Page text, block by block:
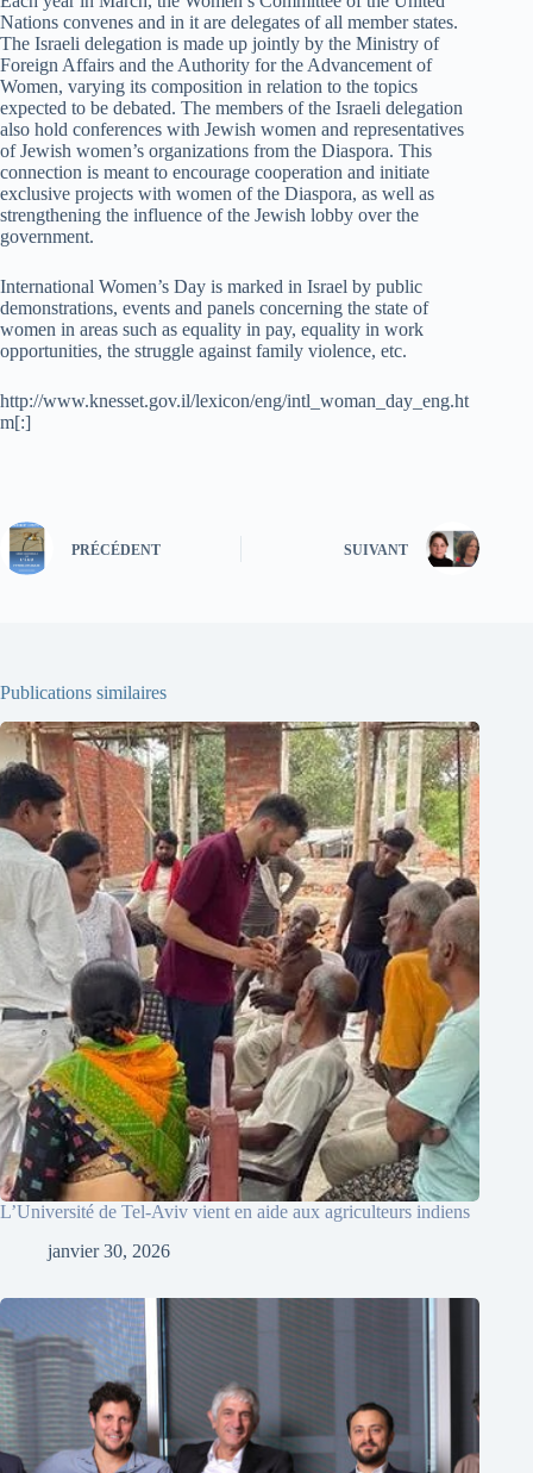
Nations convenes and in it are delegates of all member states.
The Israeli delegation is made up jointly by the Ministry of
Foreign Affairs and the Authority for the Advancement of
Women, varying its composition in relation to the topics
expected to be debated. The members of the Israeli delegation
also hold conferences with Jewish women and representatives
of Jewish women’s organizations from the Diaspora. This
connection is meant to encourage cooperation and initiate
exclusive projects with women of the Diaspora, as well as
strengthening the influence of the Jewish lobby over the
government.
International Women’s Day is marked in Israel by public
demonstrations, events and panels concerning the state of
women in areas such as equality in pay, equality in work
opportunities, the struggle against family violence, etc.
http://www.knesset.gov.il/lexicon/eng/intl_woman_day_eng.ht
m[:]
PRÉCÉDENT SUIVANT
Publications similaires
L’Université de Tel-Aviv vient en aide aux agriculteurs indiens
janvier 30, 2026